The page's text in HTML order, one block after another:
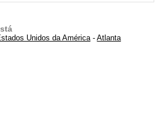
Unidos da América-Atlanta